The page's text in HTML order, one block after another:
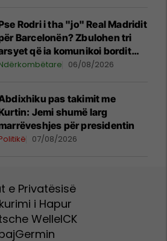
Rodri i tha "jo" Real Madridit
Barcelonën? Zbulohen tri
që ia komunikoi bordit
06/08/2026
pas takimit me
Jemi shumë larg
për presidentin
07/08/2026
e Privatësisë
i Hapur
WelleICK
Germin